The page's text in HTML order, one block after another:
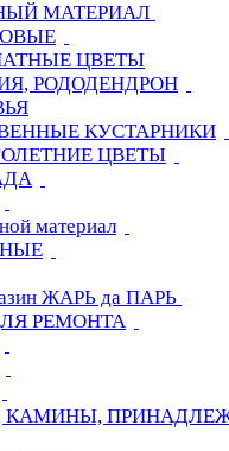
МАТЕРИАЛ
ЦВЕТЫ
РОДОДЕНДРОН
КУСТАРНИКИ
ЦВЕТЫ
материал
ЖАРЬ да ПАРЬ
РЕМОНТА
КАМИНЫ,